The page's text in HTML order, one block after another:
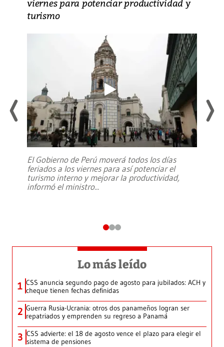
viernes para potenciar productividad y
turismo
El Gobierno de Perú moverá todos los días
feriados a los viernes para así potenciar el
turismo interno y mejorar la productividad,
informó el ministro...
Lo más leído
1 CSS anuncia segundo pago de agosto para jubilados: ACH y
cheque tienen fechas definidas
2 Guerra Rusia-Ucrania: otros dos panameños logran ser
repatriados y emprenden su regreso a Panamá
3 CSS advierte: el 18 de agosto vence el plazo para elegir el
sistema de pensiones